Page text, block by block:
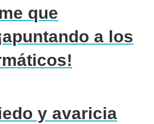
que
a los
y avaricia